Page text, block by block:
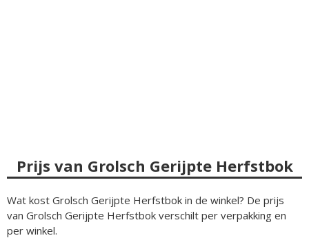
Prijs van Grolsch Gerijpte Herfstbok
Wat kost Grolsch Gerijpte Herfstbok in de winkel? De prijs
van Grolsch Gerijpte Herfstbok verschilt per verpakking en
per winkel.